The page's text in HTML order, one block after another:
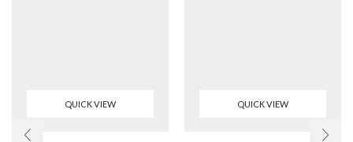
QUICK VIEW QUICK VIEW